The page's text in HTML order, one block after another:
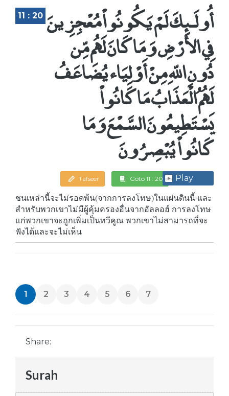
11 : 20 أُولَـئِكَ لَمْ يَكُونُواْ مُعْجِزِينَ
فِي الأَرْضِ وَمَا كَانَ لَهُم مِّن
دُونِ اللّهِ مِنْ أَوْلِيَاء يُضَاعَفُ
لَهُمُ الْعَذَابُ مَا كَانُواْ
يَسْتَطِيعُونَ السَّمْعَ وَمَا
كَانُواْ يُبْصِرُونَ
Tafseer Goto 11 : 20 Play
ชนเหล่านี้จะไม่รอดพ้น(จากการลงโทษ)ในแผ่นดินนี้ และ
สำหรับพวกเขาไม่มีผู้คุ้มครองอื่นจากอัลลอฮ์ การลงโทษ
แก่พวกเขาจะถูกเพิ่มเป็นทวีคูณ พวกเขาไม่สามารถที่จะ
ฟังได้และจะไม่เห็น
1 2 3 4 5 6 7
Share:
Surah